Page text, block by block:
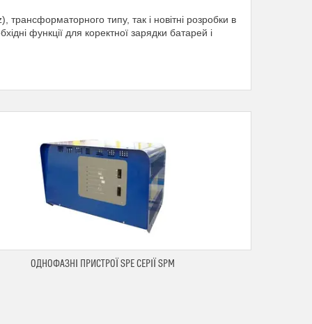
типу, так і новітні розробки в
функції для коректної зарядки батарей і
ОДНОФАЗНІ ПРИСТРОЇ SPE СЕРІЇ SPM